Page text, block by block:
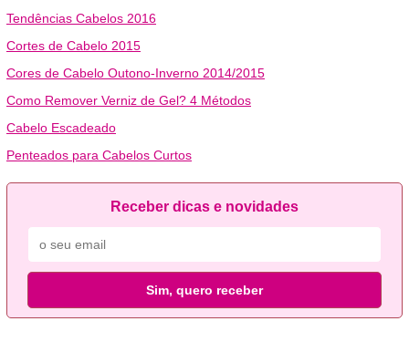
Tendências Cabelos 2016
Cortes de Cabelo 2015
Cores de Cabelo Outono-Inverno 2014/2015
Como Remover Verniz de Gel? 4 Métodos
Cabelo Escadeado
Penteados para Cabelos Curtos
Receber dicas e novidades
Sim, quero receber